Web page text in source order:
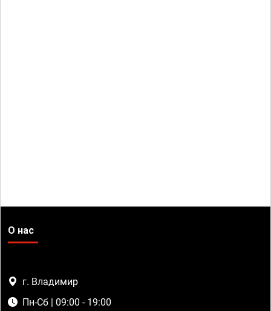
О нас
г. Владимир
Пн-Сб | 09:00 - 19:00